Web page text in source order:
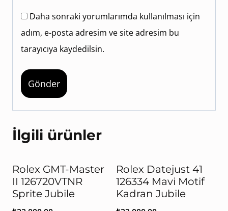
Daha sonraki yorumlarımda kullanılması için
adım, e-posta adresim ve site adresim bu
tarayıcıya kaydedilsin.
İlgili ürünler
Rolex GMT-Master
II 126720VTNR
Sprite Jubile
Rolex Datejust 41
126334 Mavi Motif
Kadran Jubile